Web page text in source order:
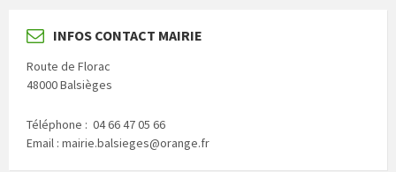
INFOS CONTACT MAIRIE
Route de Florac
48000 Balsièges
Téléphone : 04 66 47 05 66
Email : mairie.balsieges@orange.fr